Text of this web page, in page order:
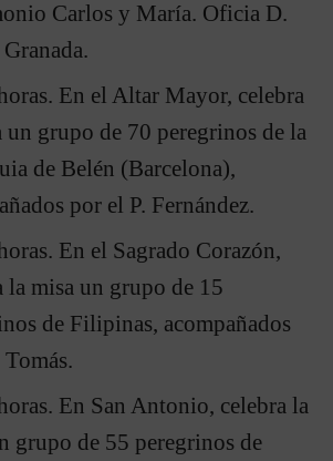
Carlos y María. Oficia D.
En el Altar Mayor, celebra
un grupo de 70 peregrinos de la
de Belén (Barcelona),
por el P. Fernández.
En el Sagrado Corazón,
la misa un grupo de 15
de Filipinas, acompañados
En San Antonio, celebra la
grupo de 55 peregrinos de